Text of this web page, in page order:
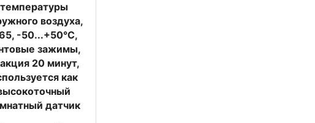
температуры
воздуха,
-50...+50°C,
зажимы,
20 минут,
как
датчик